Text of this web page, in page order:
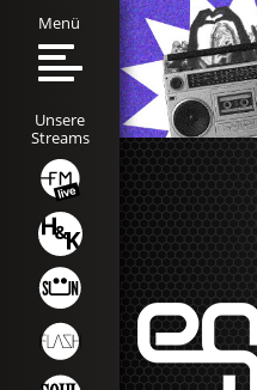
Menü
Unsere
Streams